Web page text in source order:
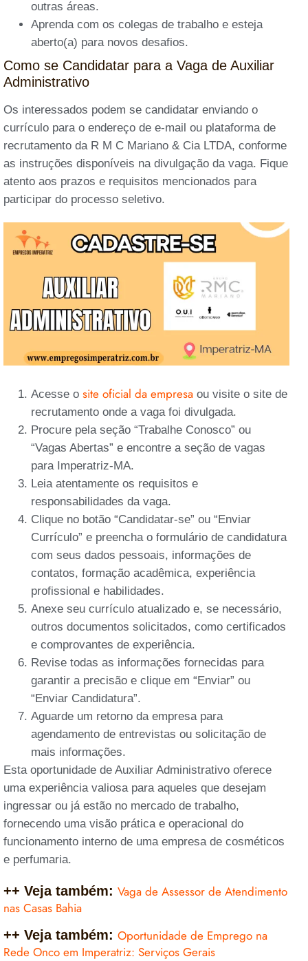
outras áreas.
Aprenda com os colegas de trabalho e esteja
aberto(a) para novos desafios.
Como se Candidatar para a Vaga de Auxiliar
Administrativo
Os interessados podem se candidatar enviando o
currículo para o endereço de e-mail ou plataforma de
recrutamento da R M C Mariano & Cia LTDA, conforme
as instruções disponíveis na divulgação da vaga. Fique
atento aos prazos e requisitos mencionados para
participar do processo seletivo.
Acesse o site oficial da empresa ou visite o site de
recrutamento onde a vaga foi divulgada.
Procure pela seção “Trabalhe Conosco” ou
“Vagas Abertas” e encontre a seção de vagas
para Imperatriz-MA.
Leia atentamente os requisitos e
responsabilidades da vaga.
Clique no botão “Candidatar-se” ou “Enviar
Currículo” e preencha o formulário de candidatura
com seus dados pessoais, informações de
contatos, formação acadêmica, experiência
profissional e habilidades.
Anexe seu currículo atualizado e, se necessário,
outros documentos solicitados, como certificados
e comprovantes de experiência.
Revise todas as informações fornecidas para
garantir a precisão e clique em “Enviar” ou
“Enviar Candidatura”.
Aguarde um retorno da empresa para
agendamento de entrevistas ou solicitação de
mais informações.
Esta oportunidade de Auxiliar Administrativo oferece
uma experiência valiosa para aqueles que desejam
ingressar ou já estão no mercado de trabalho,
fornecendo uma visão prática e operacional do
funcionamento interno de uma empresa de cosméticos
e perfumaria.
++ Veja também: Vaga de Assessor de Atendimento
nas Casas Bahia
++ Veja também: Oportunidade de Emprego na
Rede Onco em Imperatriz: Serviços Gerais